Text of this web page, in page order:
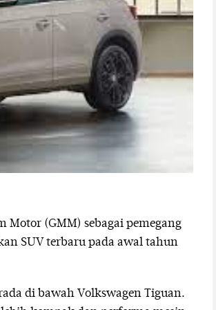
Motor (GMM) sebagai pemegang
SUV terbaru pada awal tahun
di bawah Volkswagen Tiguan.